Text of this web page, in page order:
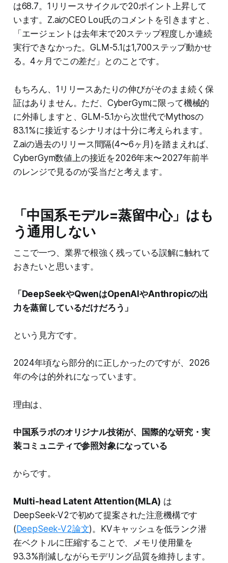
は68.7。1リリースサイクルで20ポイント上昇して
います。Z.aiのCEO Lou氏のコメントを引きますと、
「エージェントは去年末で20ステップ程度しか連続
実行できなかった。GLM-5.1は1,700ステップ動かせ
る。4ヶ月でこの差だ」とのことです。
もちろん、1リリースあたりの伸びがそのまま続く保
証はありません。ただ、CyberGymに限って機械的
に外挿しますと、GLM-5.1から次世代でMythosの
83.1%に接近するシナリオは十分に考えられます。
Z.aiの過去のリリース間隔(4〜6ヶ月)を踏まえれば、
CyberGym数値上の接近を2026年末〜2027年前半
のレンジで見るのが妥当だと考えます。
「中国系モデル=蒸留中心」はも
う通用しない
ここで一つ、業界で根強く残っている誤解に触れて
おきたいと思います。
「DeepSeekやQwenはOpenAIやAnthropicの出
力を蒸留しているだけだろう」
という見方です。
2024年頃なら部分的に正しかったのですが、2026
年の今は的外れになっています。
理由は、
中国系ラボのオリジナル技術が、国際的な研究・実
装コミュニティで参照対象になっている
からです。
Multi-head Latent Attention(MLA) は
DeepSeek-V2で初めて提案された注意機構です
( DeepSeek-V2論文)。KVキャッシュを低ランク潜
在ベクトルに圧縮することで、メモリ使用量を
93.3%削減しながらモデリング品質を維持します。